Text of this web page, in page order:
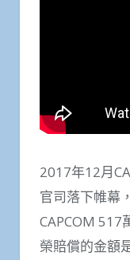
2017年12月
官司落下帷幕
CAPCOM 517
榮賠償的金額